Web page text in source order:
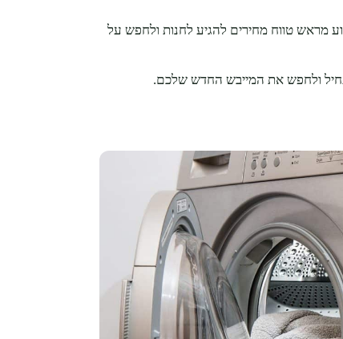
מראש טווח מחירים להגיע לחנות ולחפש על
ולחפש את המייבש החדש שלכם.